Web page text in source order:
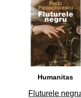
29
Humanitas
Fluturele negru